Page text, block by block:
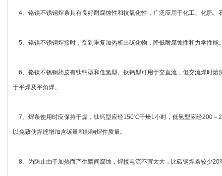
4、铬镍不锈钢焊条具有良好耐腐蚀性和抗氧化性，广泛应用于化工、化肥、
5、铬镍不锈钢焊接时，受到重复加热析出碳化物，降低耐腐蚀性和力学性能
6、铬镍不锈钢药皮有钛钙型和低氢型。钛钙型可用于交直流，但交流焊时
于平焊及平角焊。
7、焊条使用时应保持干燥，钛钙型应经150℃干燥1小时，低氢型应经200
以免致使焊缝增加含碳量和影响焊件质量。
8、为防止由于加热而产生睛间腐蚀，焊接电流不宜太大，比碳钢焊条较少